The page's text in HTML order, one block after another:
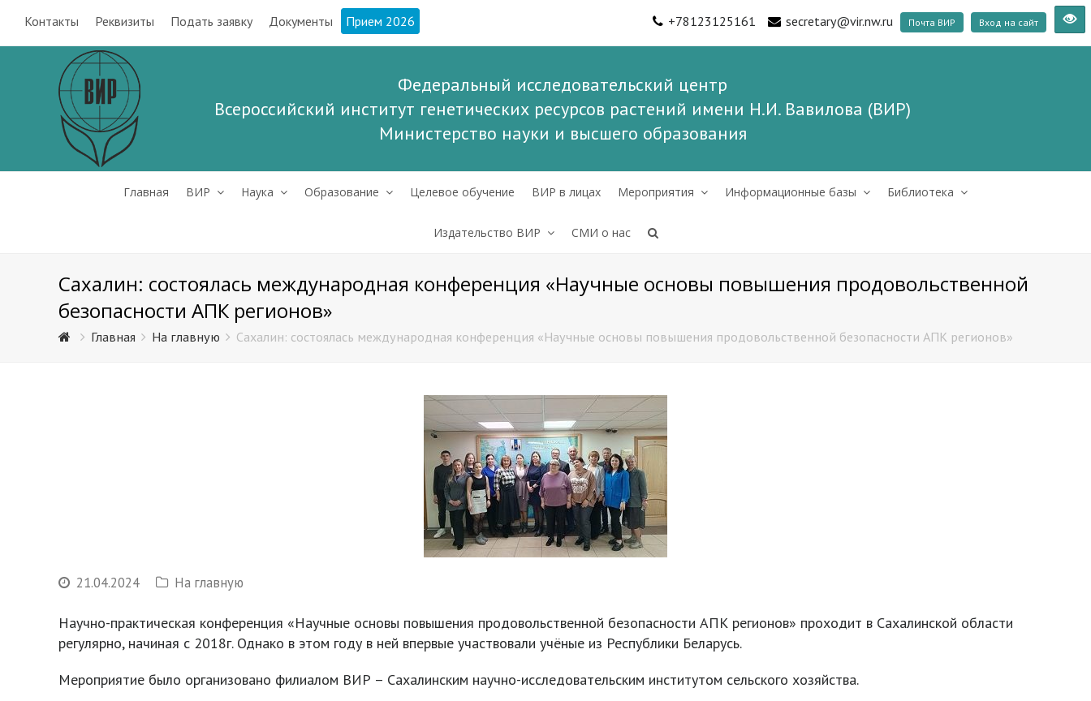
Контакты Реквизиты Подать заявку Документы Прием 2026 +78123125161 secretary@vir.nw.ru Почта ВИР Вход на сайт
Федеральный исследовательский центр
Всероссийский институт генетических ресурсов растений имени Н.И. Вавилова (ВИР)
Министерство науки и высшего образования
Главная ВИР Наука Образование Целевое обучение ВИР в лицах Мероприятия Информационные базы Библиотека
Издательство ВИР СМИ о нас
Сахалин: состоялась международная конференция «Научные основы повышения продовольственной
безопасности АПК регионов»
Главная На главную Сахалин: состоялась международная конференция «Научные основы повышения продовольственной безопасности АПК регионов»
21.04.2024 На главную
Научно-практическая конференция «Научные основы повышения продовольственной безопасности АПК регионов» проходит в Сахалинской области
регулярно, начиная с 2018г. Однако в этом году в ней впервые участвовали учёные из Республики Беларусь.
Мероприятие было организовано филиалом ВИР – Сахалинским научно-исследовательским институтом сельского хозяйства.